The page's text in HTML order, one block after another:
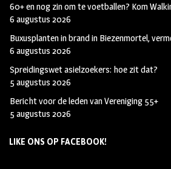
60+ en nog zin om te voetballen? Kom
6 augustus 2026
Buxusplanten in brand in Biezenmortel,
6 augustus 2026
Spreidingswet asielzoekers: hoe zit dat?
5 augustus 2026
Bericht voor de leden van Vereniging 55+
5 augustus 2026
LIKE ONS OP FACEBOOK!